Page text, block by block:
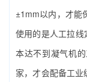
±1mm以内，才能
使用的是人工拉
本达不到凝气机
家‌，才会配备工